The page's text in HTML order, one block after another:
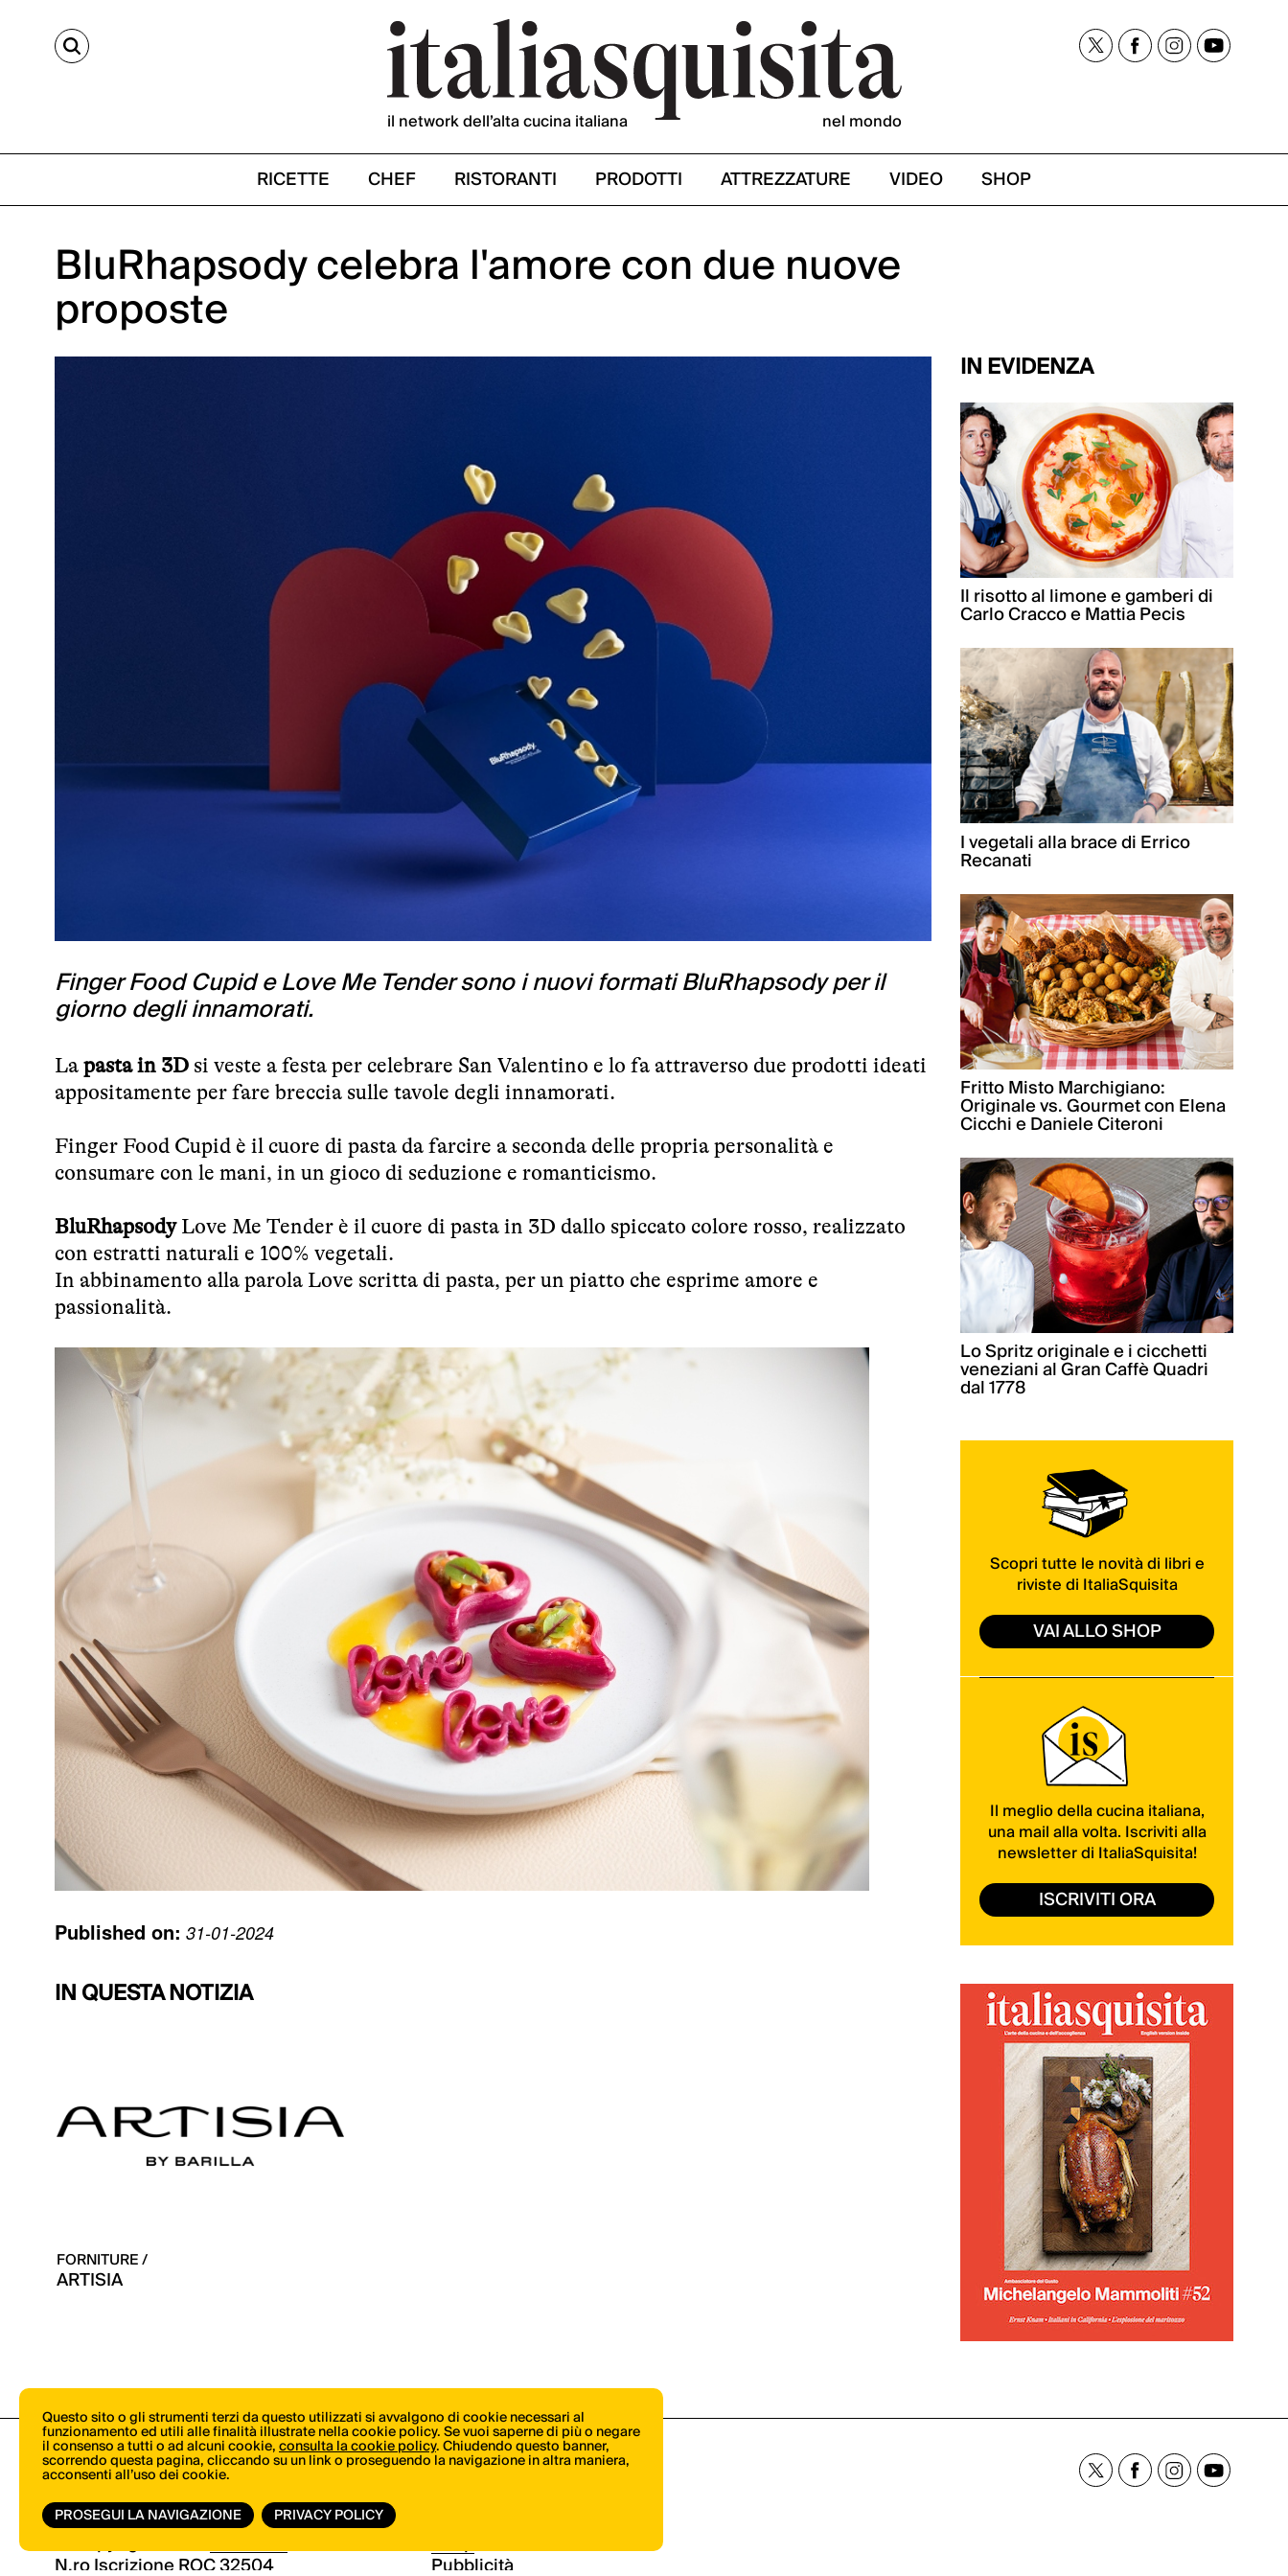
CERCA
il network dell’alta cucina italiana nel mondo
RICETTE CHEF RISTORANTI PRODOTTI ATTREZZATURE VIDEO SHOP
BluRhapsody celebra l'amore con due nuove
proposte
Finger Food Cupid e Love Me Tender sono i nuovi formati BluRhapsody per il
giorno degli innamorati.
La pasta in 3D si veste a festa per celebrare San Valentino e lo fa attraverso due prodotti ideati
appositamente per fare breccia sulle tavole degli innamorati.
Finger Food Cupid è il cuore di pasta da farcire a seconda delle propria personalità e
consumare con le mani, in un gioco di seduzione e romanticismo.
BluRhapsodyLove Me Tender è il cuore di pasta in 3D dallo spiccato colore rosso, realizzato
con estratti naturali e 100% vegetali.
In abbinamento alla parola Love scritta di pasta, per un piatto che esprime amore e
passionalità.
Published on: 31-01-2024
IN QUESTA NOTIZIA
FORNITURE /
ARTISIA
IN EVIDENZA
Il risotto al limone e gamberi di
Carlo Cracco e Mattia Pecis
I vegetali alla brace di Errico
Recanati
Fritto Misto Marchigiano:
Originale vs. Gourmet con Elena
Cicchi e Daniele Citeroni
Lo Spritz originale e i cicchetti
veneziani al Gran Caffè Quadri
dal 1778
Scopri tutte le novità di libri e
riviste di ItaliaSquisita
VAI ALLO SHOP
Il meglio della cucina italiana,
una mail alla volta. Iscriviti alla
newsletter di ItaliaSquisita!
ISCRIVITI ORA
© Copyright 2026.Vertical.it
N.ro Iscrizione ROC 32504
Shop
Pubblicità
Questo sito o gli strumenti terzi da questo utilizzati si avvalgono di cookie necessari al
funzionamento ed utili alle finalità illustrate nella cookie policy. Se vuoi saperne di più o negare
il consenso a tutti o ad alcuni cookie,consulta la cookie policy. Chiudendo questo banner,
scorrendo questa pagina, cliccando su un link o proseguendo la navigazione in altra maniera,
acconsenti all’uso dei cookie.
PROSEGUI LA NAVIGAZIONE
PRIVACY POLICY